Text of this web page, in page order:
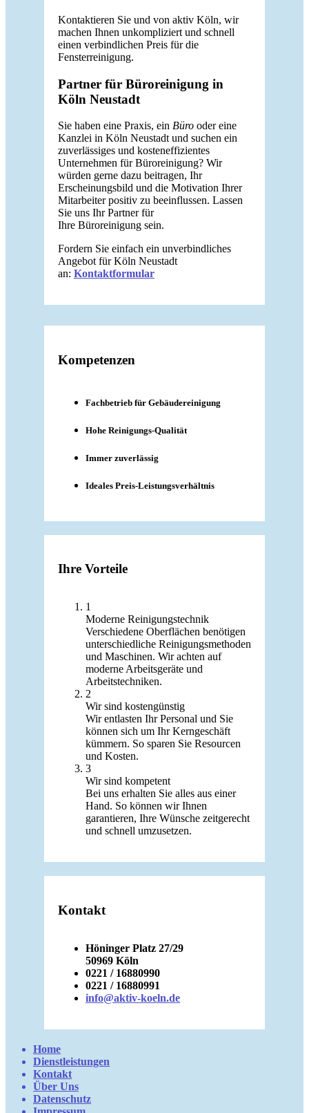
Kontaktieren Sie und von aktiv Köln, wir
machen Ihnen unkompliziert und schnell
einen verbindlichen Preis für die
Fensterreinigung.
Partner für Büroreinigung in
Köln Neustadt
Sie haben eine Praxis, ein Büro oder eine
Kanzlei in Köln Neustadt und suchen ein
zuverlässiges und kosteneffizientes
Unternehmen für Büroreinigung? Wir
würden gerne dazu beitragen, Ihr
Erscheinungsbild und die Motivation Ihrer
Mitarbeiter positiv zu beeinflussen. Lassen
Sie uns Ihr Partner für
Ihre Büroreinigung sein.
Fordern Sie einfach ein unverbindliches
Angebot für Köln Neustadt
an: Kontaktformular
Kompetenzen
Fachbetrieb für Gebäudereinigung
Hohe Reinigungs-Qualität
Immer zuverlässig
Ideales Preis-Leistungsverhältnis
Ihre Vorteile
1
Moderne Reinigungstechnik
Verschiedene Oberflächen benötigen
unterschiedliche Reinigungsmethoden
und Maschinen. Wir achten auf
moderne Arbeitsgeräte und
Arbeitstechniken.
2
Wir sind kostengünstig
Wir entlasten Ihr Personal und Sie
können sich um Ihr Kerngeschäft
kümmern. So sparen Sie Resourcen
und Kosten.
3
Wir sind kompetent
Bei uns erhalten Sie alles aus einer
Hand. So können wir Ihnen
garantieren, Ihre Wünsche zeitgerecht
und schnell umzusetzen.
Kontakt
Höninger Platz 27/29
50969 Köln
0221 / 16880990
0221 / 16880991
info@aktiv-koeln.de
Home
Dienstleistungen
Kontakt
Über Uns
Datenschutz